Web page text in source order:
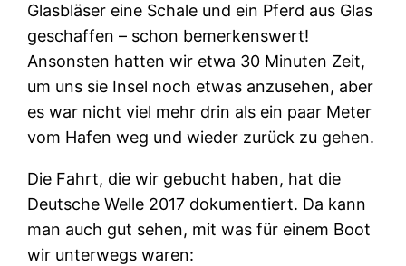
Glasbläser eine Schale und ein Pferd aus Glas
geschaffen – schon bemerkenswert!
Ansonsten hatten wir etwa 30 Minuten Zeit,
um uns sie Insel noch etwas anzusehen, aber
es war nicht viel mehr drin als ein paar Meter
vom Hafen weg und wieder zurück zu gehen.
Die Fahrt, die wir gebucht haben, hat die
Deutsche Welle 2017 dokumentiert. Da kann
man auch gut sehen, mit was für einem Boot
wir unterwegs waren: